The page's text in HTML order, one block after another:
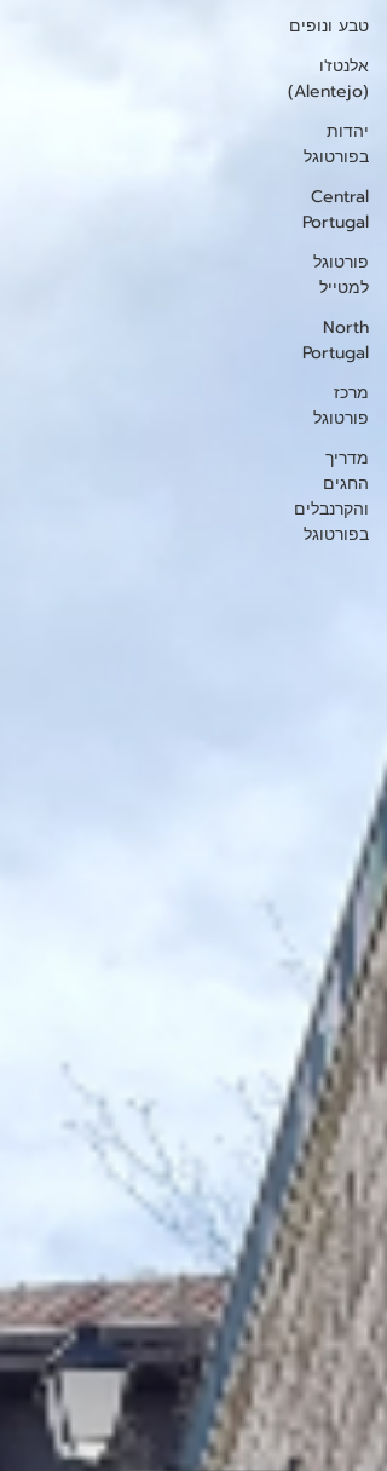
טבע ונופים
אלנטז'ו
(Alentejo)
יהדות
בפורטוגל
Central
Portugal
פורטוגל
למטייל
North
Portugal
מרכז
פורטוגל
מדריך
החגים
והקרנבלים
בפורטוגל